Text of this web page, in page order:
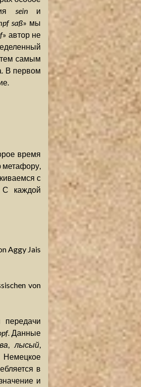
seinи
saß» мы
» автор не
самым
В первом
время
метафору,
с
С каждой
Aggy Jais
von
передачи
. Данные
,лысый,
Немецкое
в
и